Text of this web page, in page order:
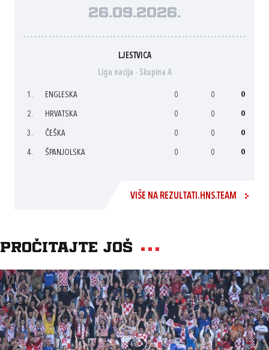
26.09.2026.
LJESTVICA
Liga nacija - Skupina A
1. ENGLESKA 0 0 0
2. HRVATSKA 0 0 0
3. ČEŠKA 0 0 0
4. ŠPANJOLSKA 0 0 0
VIŠE NA REZULTATI.HNS.TEAM
Pročitajte još